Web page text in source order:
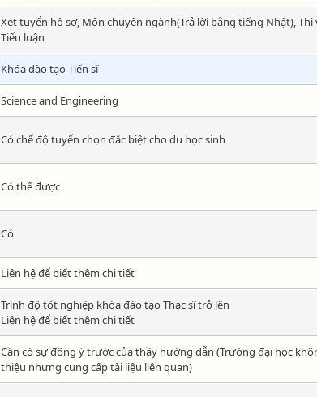
Xét tuyển hồ sơ, Môn chuyên ngành(Trả lời bằng tiếng Nhật), Thi
Tiểu luận
Khóa đào tạo Tiến sĩ
Science and Engineering
Có chế độ tuyển chọn đăc biệt cho du học sinh
Có thể được
Có
Liên hệ để biết thêm chi tiết
Trình độ tốt nghiệp khóa đào tạo Thạc sĩ trở lên
Liên hệ để biết thêm chi tiết
Cần có sự đồng ý trước của thầy hướng dẫn (Trường đại học
thiệu nhưng cung cấp tài liệu liên quan)